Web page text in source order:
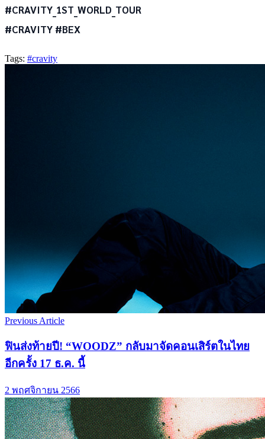
#CRAVITY_1ST_WORLD_TOUR
#CRAVITY #BEX
Tags: #cravity
Previous Article
ฟินส่งท้ายปี! “WOODZ” กลับมาจัดคอนเสิร์ตในไทย
อีกครั้ง 17 ธ.ค. นี้
2 พฤศจิกายน 2566